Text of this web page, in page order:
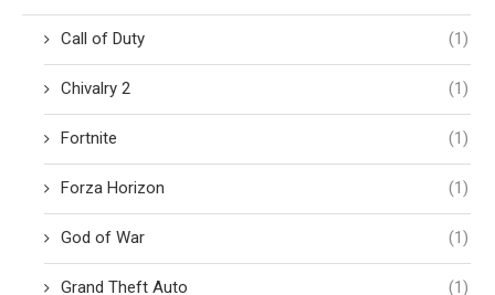
Call of Duty (1)
Chivalry 2 (1)
Fortnite (1)
Forza Horizon (1)
God of War (1)
Grand Theft Auto (1)